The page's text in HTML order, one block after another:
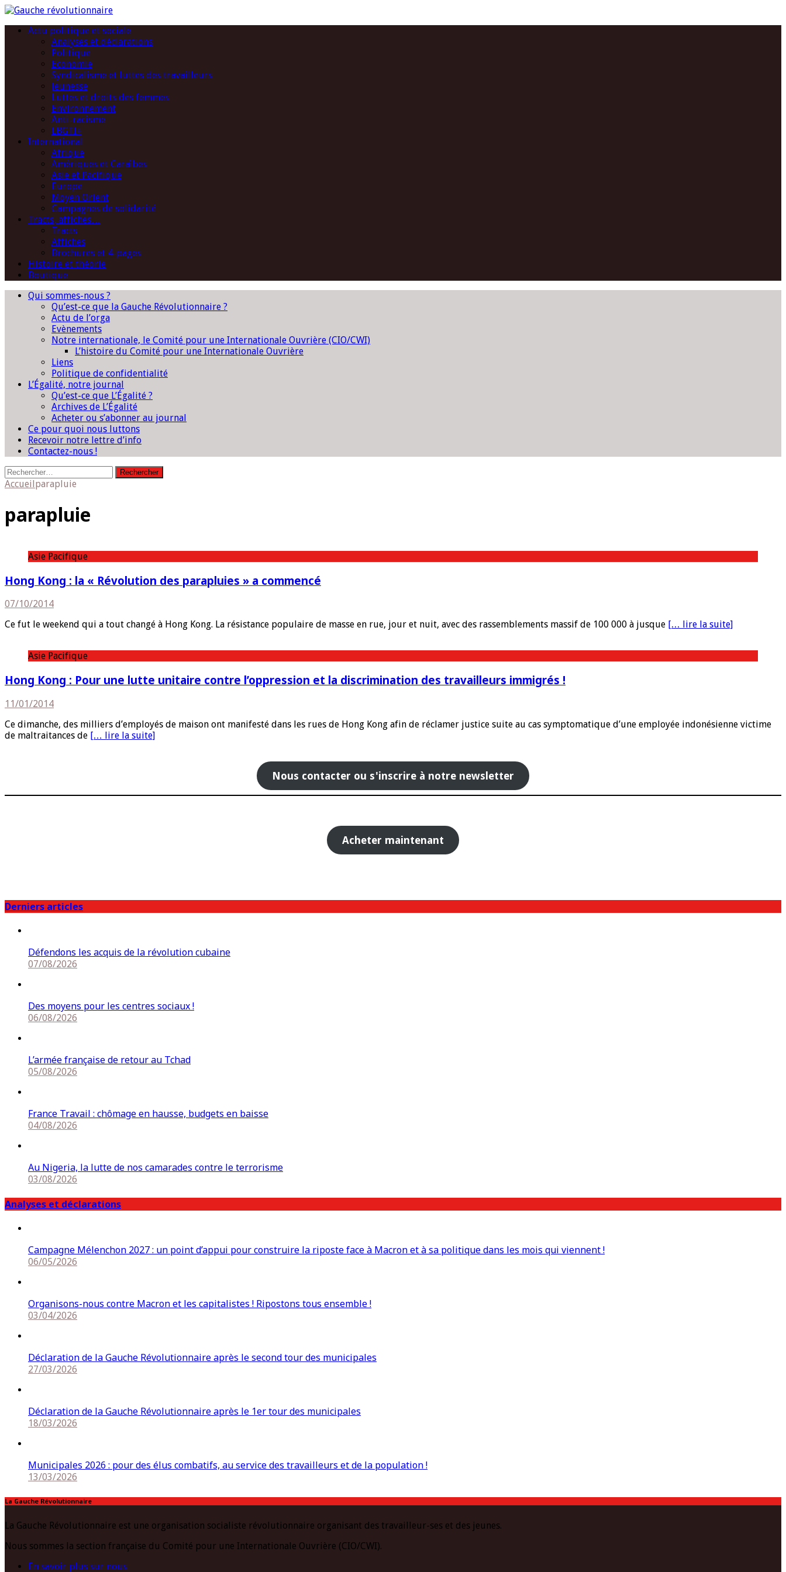
Actu politique et sociale
Analyses et déclarations
Politique
Economie
Syndicalisme et luttes des travailleurs
Jeunesse
Luttes et droits des femmes
Environnement
Anti-racisme
LBGTI+
International
Afrique
Amériques et Caraïbes
Asie et Pacifique
Europe
Moyen Orient
Campagnes de solidarité
Tracts, affiches…
Tracts
Affiches
Brochures et 4-pages
Histoire et théorie
Boutique
Qui sommes-nous ?
Qu’est-ce que la Gauche Révolutionnaire ?
Actu de l’orga
Evènements
Notre internationale, le Comité pour une Internationale Ouvrière (CIO/CWI)
L’histoire du Comité pour une Internationale Ouvrière
Liens
Politique de confidentialité
L’Égalité, notre journal
Qu’est-ce que L’Égalité ?
Archives de L’Égalité
Acheter ou s’abonner au journal
Ce pour quoi nous luttons
Recevoir notre lettre d’info
Contactez-nous !
Rechercher :
Accueilparapluie
parapluie
Asie Pacifique
Hong Kong : la « Révolution des parapluies » a commencé
07/10/2014
Ce fut le weekend qui a tout changé à Hong Kong. La résistance populaire de masse en rue, jour et nuit, avec des rassemblements massif de 100 000 à jusque [… lire la suite]
Asie Pacifique
Hong Kong : Pour une lutte unitaire contre l’oppression et la discrimination des travailleurs immigrés !
11/01/2014
Ce dimanche, des milliers d’employés de maison ont manifesté dans les rues de Hong Kong afin de réclamer justice suite au cas symptomatique d’une employée indonésienne victime
de maltraitances de [… lire la suite]
Nous contacter ou s'inscrire à notre newsletter
Acheter maintenant
Derniers articles
Défendons les acquis de la révolution cubaine
07/08/2026
Des moyens pour les centres sociaux !
06/08/2026
L’armée française de retour au Tchad
05/08/2026
France Travail : chômage en hausse, budgets en baisse
04/08/2026
Au Nigeria, la lutte de nos camarades contre le terrorisme
03/08/2026
Analyses et déclarations
Campagne Mélenchon 2027 : un point d’appui pour construire la riposte face à Macron et à sa politique dans les mois qui viennent !
06/05/2026
Organisons-nous contre Macron et les capitalistes ! Ripostons tous ensemble !
03/04/2026
Déclaration de la Gauche Révolutionnaire après le second tour des municipales
27/03/2026
Déclaration de la Gauche Révolutionnaire après le 1er tour des municipales
18/03/2026
Municipales 2026 : pour des élus combatifs, au service des travailleurs et de la population !
13/03/2026
La Gauche Révolutionnaire
La Gauche Révolutionnaire est une organisation socialiste révolutionnaire organisant des travailleur-ses et des jeunes.
Nous sommes la section française du Comité pour une Internationale Ouvrière (CIO/CWI).
En savoir plus sur nous